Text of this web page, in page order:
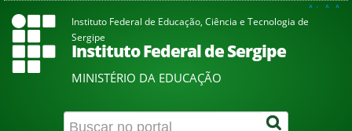
A+ A A-
Instituto Federal de Educação, Ciência e Tecnologia de
Sergipe
Instituto Federal de Sergipe
MINISTÉRIO DA EDUCAÇÃO